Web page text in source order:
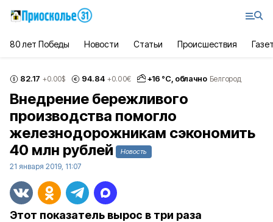
80 лет Победы Новости Статьи Происшествия
82.17 +0.00$ 94.84 +0.00€ +16 °С, облачно Белгород
Внедрение бережливого
производства помогло
железнодорожникам сэкономить
40 млн рублей
Новость
21 января 2019, 11:07
Этот показатель вырос в три раза